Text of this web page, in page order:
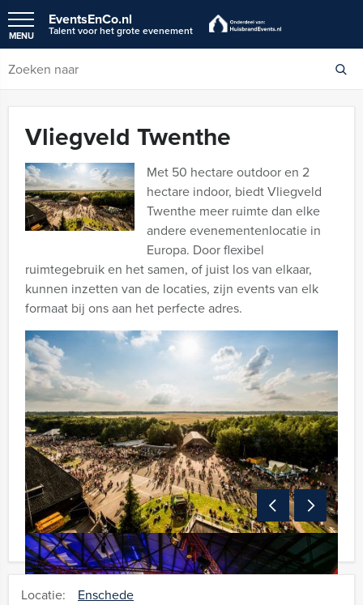
EventsEnCo.nl
Talent voor het grote evenement
MENU
Vliegveld Twenthe
Met 50 hectare outdoor en 2
hectare indoor, biedt Vliegveld
Twenthe meer ruimte dan elke
andere evenementenlocatie in
Europa. Door flexibel
ruimtegebruik en het samen, of juist los van elkaar,
kunnen inzetten van de locaties, zijn events van elk
formaat bij ons aan het perfecte adres.
Locatie:
Enschede